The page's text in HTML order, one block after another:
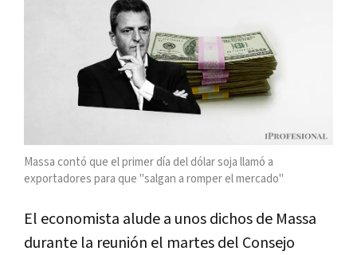
Massa contó que el primer día del dólar soja llamó a
exportadores para que "salgan a romper el mercado"
El economista alude a unos dichos de Massa
durante la reunión el martes del Consejo